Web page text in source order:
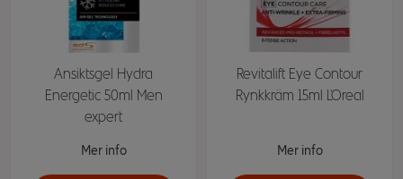
Ansiktsgel Hydra
Energetic 50ml Men
expert
Mer info
Revitalift Eye Contour
Rynkkräm 15ml L'Oreal
Mer info